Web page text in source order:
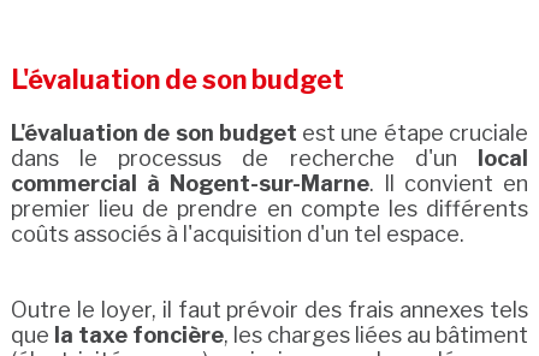
L'évaluation de son budget
L'évaluation de son budget est une étape cruciale
dans le processus de recherche d'un
local
commercial à Nogent-sur-Marne. Il convient en
premier lieu de prendre en compte les différents
coûts associés à l'acquisition d'un tel espace.
Outre le loyer, il faut prévoir des frais annexes tels
que la taxe foncière, les charges liées au bâtiment